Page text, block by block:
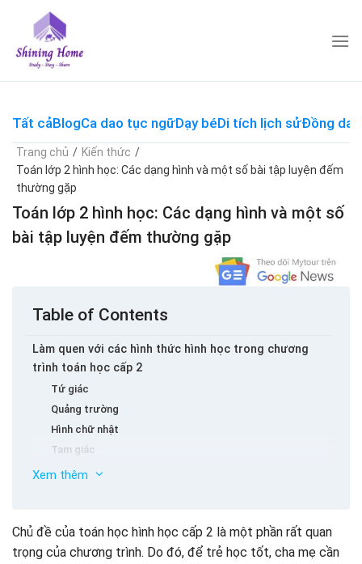
content
Tất cảBlogCa dao tục ngữDạy béDi tích lịch sửĐồng dao
Trang chủ / Kiến thức /
Toán lớp 2 hình học: Các dạng hình và một số bài tập luyện đếm
thường gặp
Toán lớp 2 hình học: Các dạng hình và một số
bài tập luyện đếm thường gặp
Table of Contents
Làm quen với các hình thức hình học trong chương
trình toán học cấp 2
Tứ giác
Quảng trường
Hình chữ nhật
Tam giác
Một số hình ảnh cho học sinh lớp 2
Chia khung thời gian học tập
Chia kiến ​​thức để học
Xem thêm
Chủ đề của toán học hình học cấp 2 là một phần rất quan
trọng của chương trình. Do đó, để trẻ học tốt, cha mẹ cần